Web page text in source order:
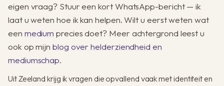
eigen vraag? Stuur een kort WhatsApp-bericht — ik
laat u weten hoe ik kan helpen. Wilt u eerst weten wat
een medium precies doet? Meer achtergrond leest u
ook op mijnblog over helderziendheid en
mediumschap.
Uit Zeeland krijg ik vragen die opvallend vaak met identiteit en